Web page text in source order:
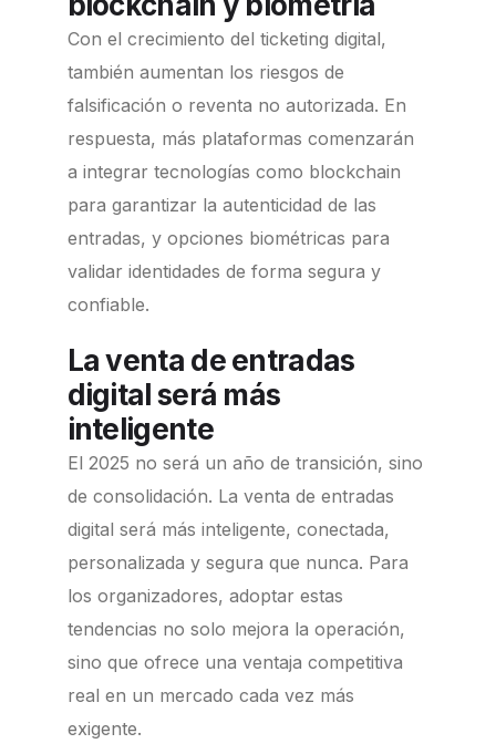
Con el crecimiento del ticketing digital,
también aumentan los riesgos de
falsificación o reventa no autorizada. En
respuesta, más plataformas comenzarán
a integrar tecnologías como blockchain
para garantizar la autenticidad de las
entradas, y opciones biométricas para
validar identidades de forma segura y
confiable.
La venta de entradas
digital será más
inteligente
El 2025 no será un año de transición, sino
de consolidación. La venta de entradas
digital será más inteligente, conectada,
personalizada y segura que nunca. Para
los organizadores, adoptar estas
tendencias no solo mejora la operación,
sino que ofrece una ventaja competitiva
real en un mercado cada vez más
exigente.